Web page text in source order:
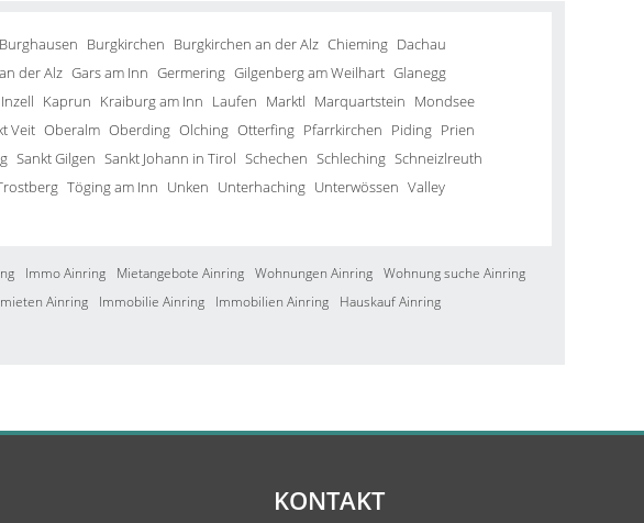
Burghausen Burgkirchen Burgkirchen an der Alz Chieming Dachau
der Alz Gars am Inn Germering Gilgenberg am Weilhart Glanegg
Inzell Kaprun Kraiburg am Inn Laufen Marktl Marquartstein Mondsee
Veit Oberalm Oberding Olching Otterfing Pfarrkirchen Piding Prien
Sankt Gilgen Sankt Johann in Tirol Schechen Schleching Schneizlreuth
Töging am Inn Unken Unterhaching Unterwössen Valley
Immo Ainring Mietangebote Ainring Wohnungen Ainring Wohnung suche Ainring
mieten Ainring Immobilie Ainring Immobilien Ainring
Hauskauf Ainring
KONTAKT